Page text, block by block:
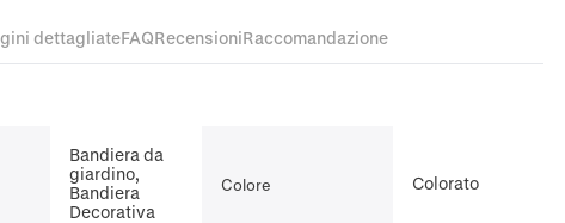
dettagliateFAQRecensioniRaccomandazione
Bandiera da
giardino,
Bandiera
Decorativa
Colore Colorato